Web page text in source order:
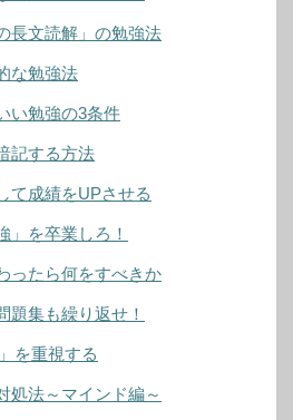
長文読解」の勉強法
な勉強法
い勉強の3条件
記する方法
て成績をUPさせる
」を卒業しろ！
ったら何をすべきか
題集も繰り返せ！
を重視する
処法～マインド編～